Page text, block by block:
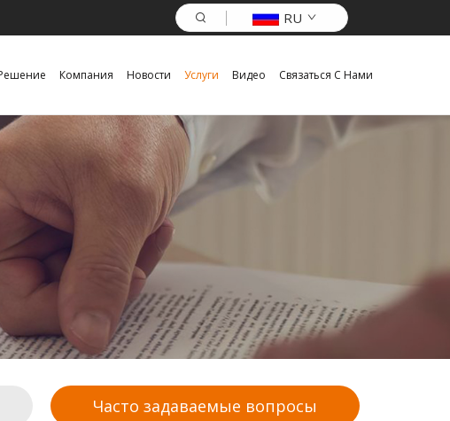
RU
Компания Новости Услуги Видео Связаться С Нами
Часто задаваемые вопросы